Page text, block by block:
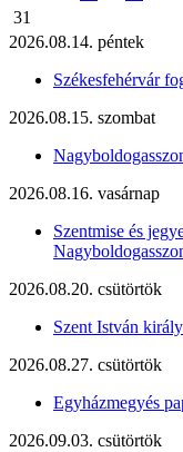
31
2026.08.14. péntek
Székesfehérvár
2026.08.15. szombat
2026.08.16. vasárnap
Szentmise és
2026.08.20. csütörtök
Szent István
2026.08.27. csütörtök
Egyházmegyés
2026.09.03. csütörtök